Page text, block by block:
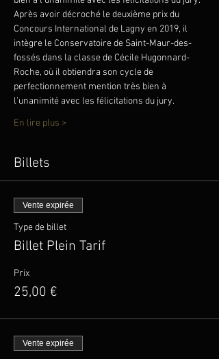
Après avoir décroché le deuxième prix du
Concours International de Lagny en 2019, il
intègre le Conservatoire de Saint-Maur-des-
fossés dans la classe de Cécile Hugonnard-
Roche, où il obtiendra son cycle de
perfectionnement mention très bien à
l’unanimité avec les félicitations du jury.
En lire plus >
Billets
Vente expirée
Type de billet
Billet Plein Tarif
Prix
25,00 €
Vente expirée